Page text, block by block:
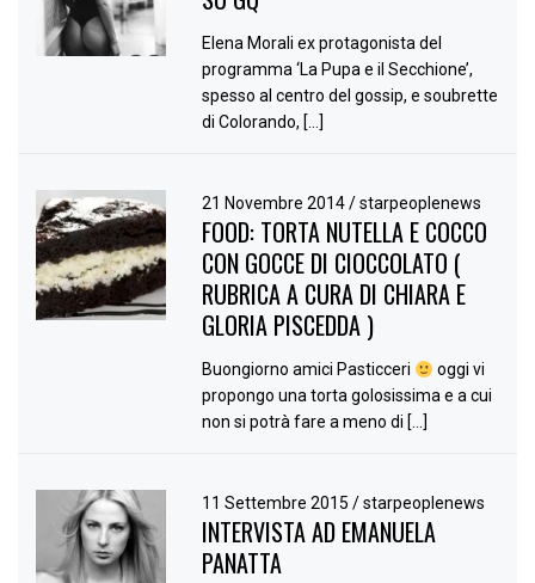
Elena Morali ex protagonista del
programma ‘La Pupa e il Secchione’,
spesso al centro del gossip, e soubrette
di Colorando, […]
21 Novembre 2014/ starpeoplenews
FOOD: TORTA NUTELLA E COCCO
CON GOCCE DI CIOCCOLATO (
RUBRICA A CURA DI CHIARA E
GLORIA PISCEDDA )
Buongiorno amici Pasticceri
oggi vi
propongo una torta golosissima e a cui
non si potrà fare a meno di […]
11 Settembre 2015/ starpeoplenews
INTERVISTA AD EMANUELA
PANATTA